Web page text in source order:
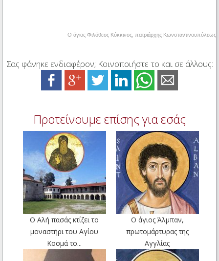
Ο άγιος Φιλόθεος Κόκκινος, πατριάρχης Κωνσταντινουπόλεως
Σας φάνηκε ενδιαφέρον; Κοινοποιήστε το και σε άλλους:
Προτείνουμε επίσης για εσάς
Ο Αλή πασάς κτίζει τo
μοναστήρι του Αγίου
Κοσμά το...
Ο άγιος Άλμπαν,
πρωτομάρτυρας της
Αγγλίας